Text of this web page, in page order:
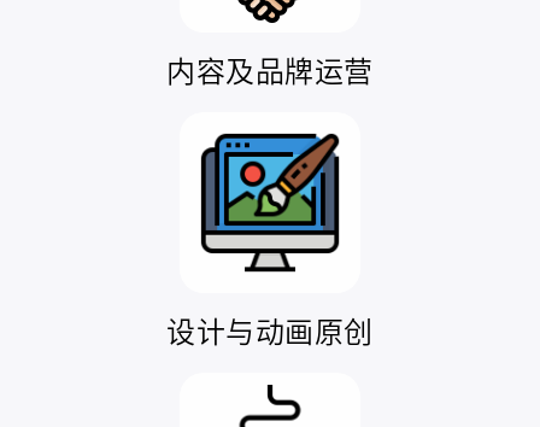
内容及品牌运营
设计与动画原创